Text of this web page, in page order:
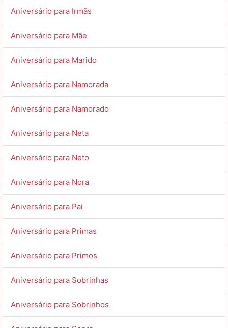
Aniversário para Irmãs
Aniversário para Mãe
Aniversário para Marido
Aniversário para Namorada
Aniversário para Namorado
Aniversário para Neta
Aniversário para Neto
Aniversário para Nora
Aniversário para Pai
Aniversário para Primas
Aniversário para Primos
Aniversário para Sobrinhas
Aniversário para Sobrinhos